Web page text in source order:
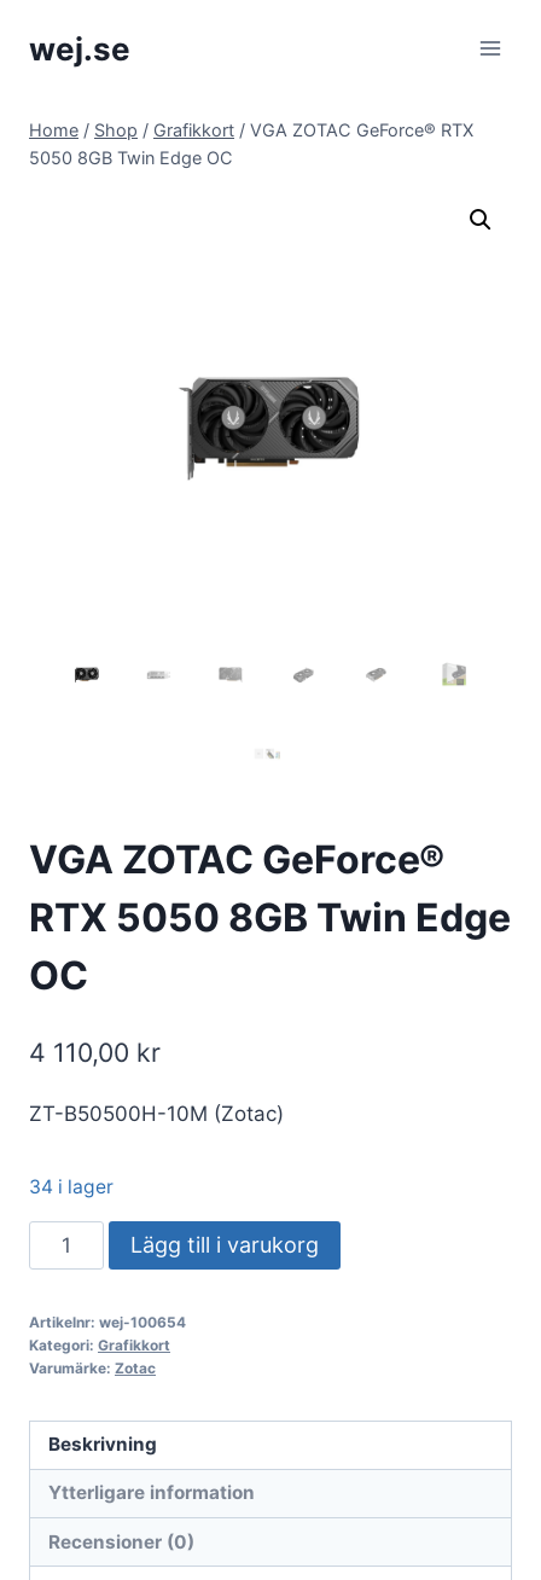
wej.se
Home / Shop / Grafikkort / VGA ZOTAC GeForce® RTX
5050 8GB Twin Edge OC
VGA ZOTAC GeForce®
RTX 5050 8GB Twin Edge
OC
4 110,00 kr
ZT-B50500H-10M (Zotac)
34 i lager
VGA
ZOTAC
RTX
5050
Twin
Edge
OC
Lägg till i varukorg
Artikelnr: wej-100654
Kategori: Grafikkort
Varumärke: Zotac
Beskrivning
Ytterligare information
Recensioner (0)